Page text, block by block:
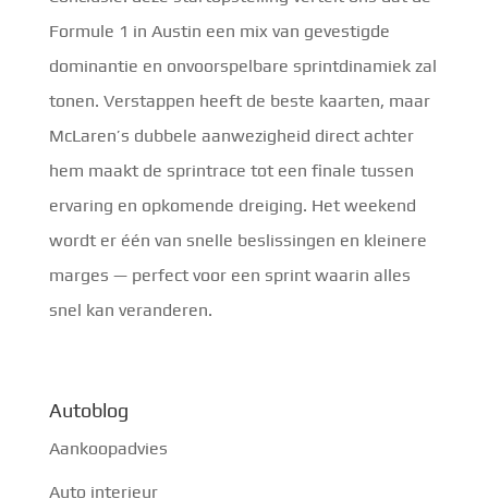
Formule 1 in Austin een mix van gevestigde
dominantie en onvoorspelbare sprintdinamiek zal
tonen. Verstappen heeft de beste kaarten, maar
McLaren’s dubbele aanwezigheid direct achter
hem maakt de sprintrace tot een finale tussen
ervaring en opkomende dreiging. Het weekend
wordt er één van snelle beslissingen en kleinere
marges — perfect voor een sprint waarin alles
snel kan veranderen.
Autoblog
Aankoopadvies
Auto interieur